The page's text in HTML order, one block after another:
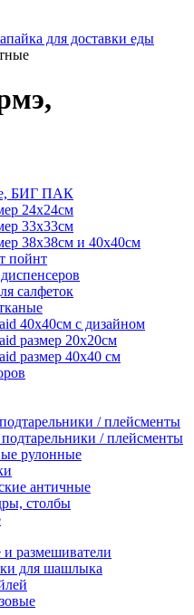
для доставки еды
БИГ ПАК
24х24см
33х33см
38х38см и 40х40см
пойнт
салфеток
40х40см с дизайном
размер 20х20см
размер 40х40 см
/ плейсменты
/ плейсменты
рулонные
античные
столбы
размешиватели
для шашлыка